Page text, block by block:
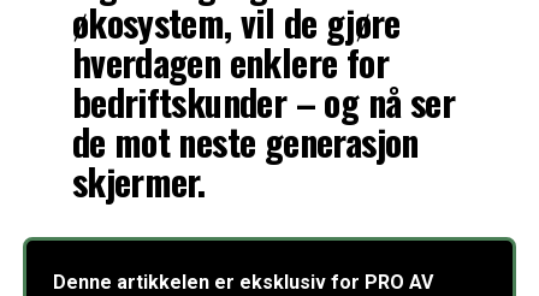
økosystem, vil de gjøre
hverdagen enklere for
bedriftskunder – og nå ser
de mot neste generasjon
skjermer.
Denne artikkelen er eksklusiv for PRO AV